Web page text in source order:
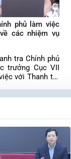
phủ làm việc
các nhiệm vụ
tra Chính phủ
trưởng Cục VII
với Thanh tra
Chỉ đạo 236.
Lê Văn Cường,
Đức và lãnh